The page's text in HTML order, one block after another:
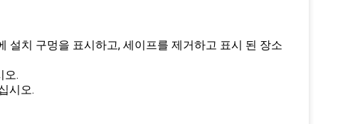
설치 구멍을 표시하고, 세이프를 제거하고 표시 된 장소
오.
시오.